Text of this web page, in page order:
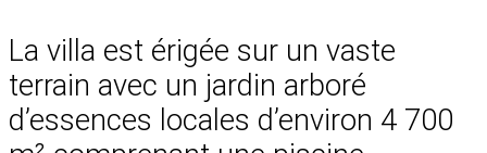
La villa est érigée sur un vaste
terrain avec un jardin arboré
d’essences locales d’environ 4 700